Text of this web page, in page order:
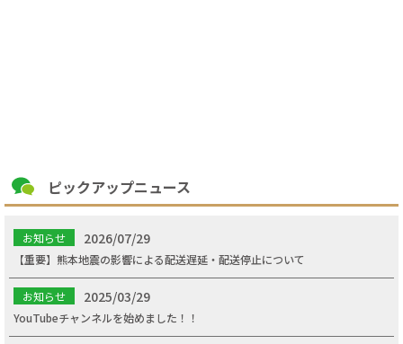
ピックアップニュース
お知らせ 2026/07/29
【重要】熊本地震の影響による配送遅延・配送停止について
お知らせ 2025/03/29
YouTubeチャンネルを始めました！！